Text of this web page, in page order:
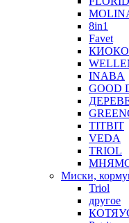
8in1
Favet
КИОКО
INABA
GOOD
TITBIT
VEDA
TRIOL
Миски,
Triol
другое